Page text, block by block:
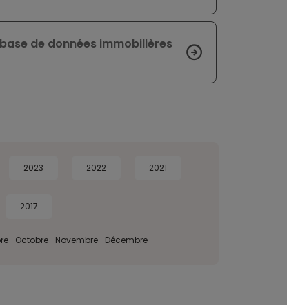
de données immobilières
2023 2022 2021
2017
Octobre Novembre Décembre